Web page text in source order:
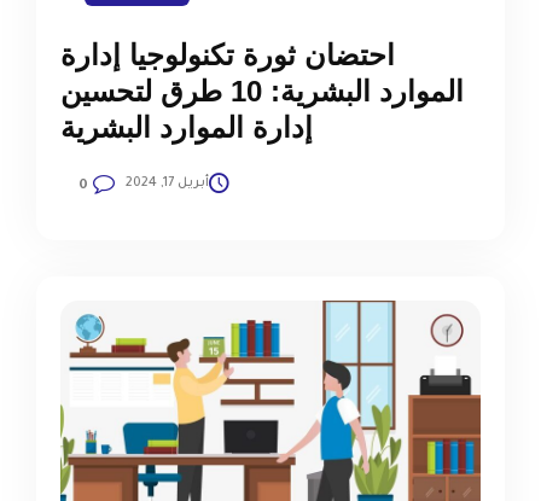
احتضان ثورة تكنولوجيا إدارة
الموارد البشرية: 10 طرق لتحسين
إدارة الموارد البشرية
أبريل 17, 2024 0